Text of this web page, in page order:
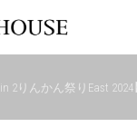
in 2りんかん祭りEast